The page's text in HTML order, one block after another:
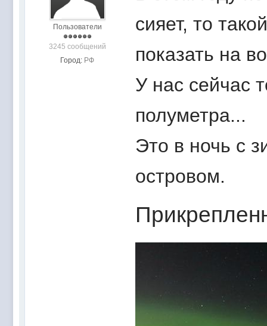
Пользователи
3245 сообщений
Город: РФ
сияет, то
показать на
У нас сейчас
полуметра...
Это в ночь с
островом.